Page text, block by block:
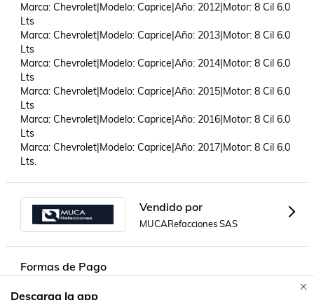
Marca: Chevrolet|Modelo: Caprice|Año: 2012|Motor: 8 Cil 6.0
Lts
Marca: Chevrolet|Modelo: Caprice|Año: 2013|Motor: 8 Cil 6.0
Lts
Marca: Chevrolet|Modelo: Caprice|Año: 2014|Motor: 8 Cil 6.0
Lts
Marca: Chevrolet|Modelo: Caprice|Año: 2015|Motor: 8 Cil 6.0
Lts
Marca: Chevrolet|Modelo: Caprice|Año: 2016|Motor: 8 Cil 6.0
Lts
Marca: Chevrolet|Modelo: Caprice|Año: 2017|Motor: 8 Cil 6.0
Lts.
Vendido por
MUCARefacciones SAS
Formas de Pago
Descarga la app